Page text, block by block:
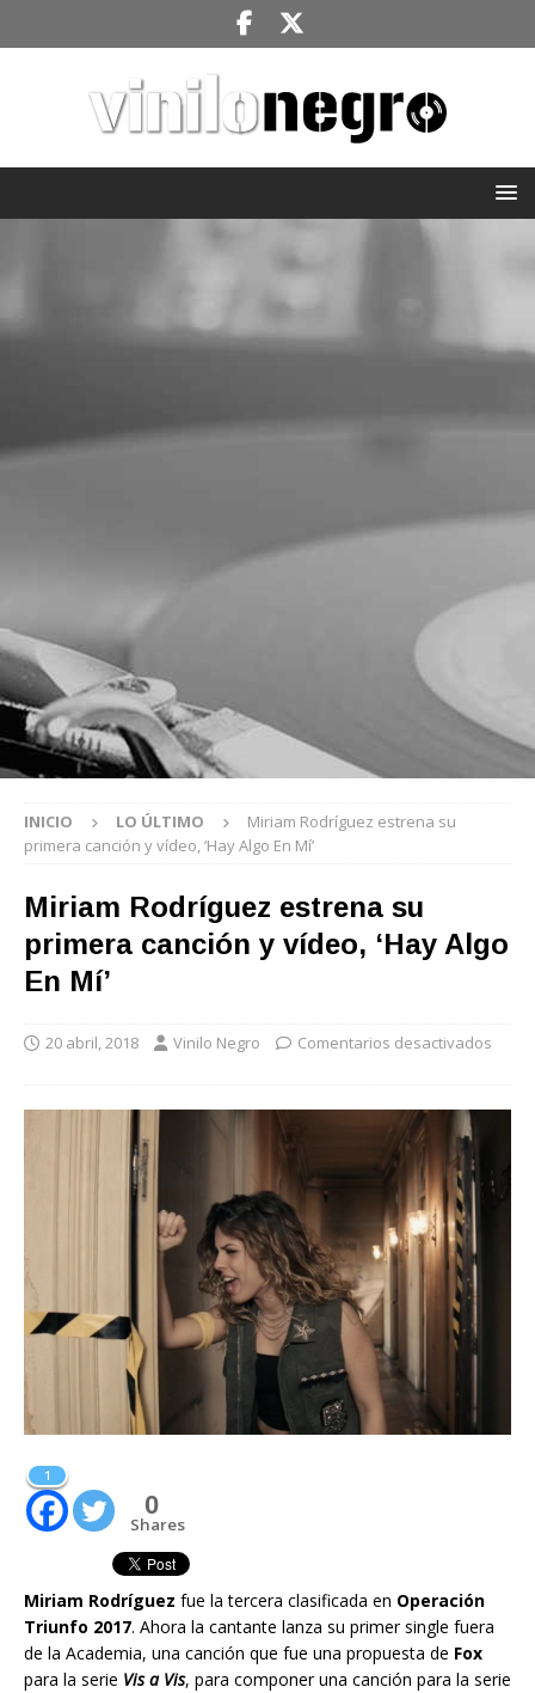
INICIO LO ÚLTIMO
Miriam Rodríguez estrena su
primera canción y vídeo, ‘Hay Algo En Mí’
Miriam Rodríguez estrena su
primera canción y vídeo, ‘Hay Algo
En Mí’
20 abril, 2018 Vinilo Negro Comentarios desactivados
1
0
Shares
Miriam Rodríguez fue la tercera clasificada en Operación
Triunfo 2017. Ahora la cantante lanza su primer single fuera
de la Academia, una canción que fue una propuesta de Fox
para la serie Vis a Vis, para componer una canción para la serie